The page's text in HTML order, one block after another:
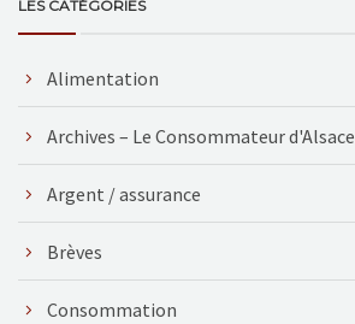
LES CATÉGORIES
Alimentation
Archives – Le Consommateur d'Alsace
Argent / assurance
Brèves
Consommation